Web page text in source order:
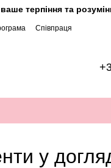
терпіння та
Співпраця
у